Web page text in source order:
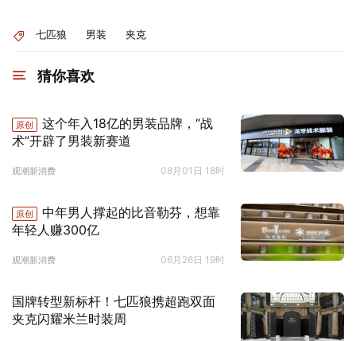
七匹狼 男装 夹克
猜你喜欢
原创
这个年入18亿的男装品牌，“战
术”开辟了男装新赛道
观潮新消费 08月01日 18时
原创
中年男人撑起的比音勒芬，想靠
年轻人赚300亿
观潮新消费 06月26日 19时
国牌转型新标杆！七匹狼携超跑双面
夹克闪耀米兰时装周